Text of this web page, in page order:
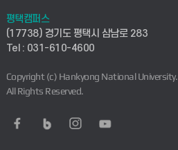
ICT로봇기계공학부
전자전기공학부
디자인건축융합학부
AI융합학부
산학연구관리시스템
찾아오시는길(평택)
통학버스안내(안성)
현장실습지원센터
평택캠퍼스
(17738) 경기도 평택시 삼남로 283
Tel : 031-610-4600
Copyright (c) Hankyong National University.
All Rights Reserved.